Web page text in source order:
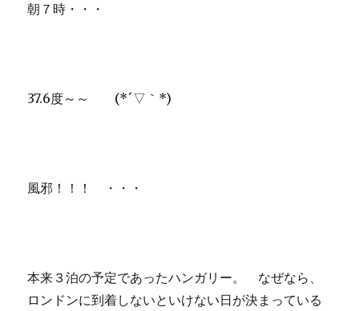
朝７時・・・
37.6度～～ (*´▽｀*)
風邪！！！ ・・・
本来３泊の予定であったハンガリー。 なぜなら、
ロンドンに到着しないといけない日が決まっている